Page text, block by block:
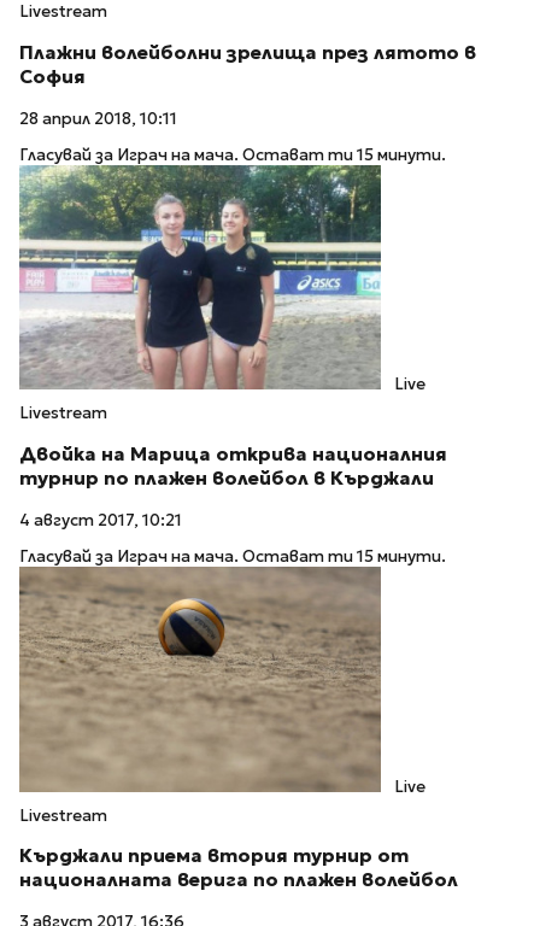
Livestream
Плажни волейболни зрелища през лятото в
София
28 април 2018, 10:11
Гласувай за Играч на мача. Остават ти 15 минути.
Live
Livestream
Двойка на Марица открива националния
турнир по плажен волейбол в Кърджали
4 август 2017, 10:21
Гласувай за Играч на мача. Остават ти 15 минути.
Live
Livestream
Кърджали приема втория турнир от
националната верига по плажен волейбол